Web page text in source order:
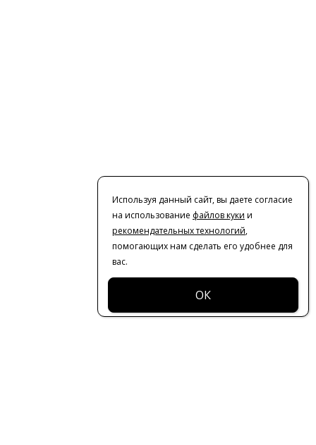
Используя данный сайт, вы даете согласие
на использование файлов куки и
рекомендательных технологий,
помогающих нам сделать его удобнее для
вас.